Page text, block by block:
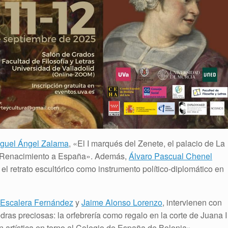
Ángel Zalama, «El I marqués del Zenete, el palacio de La
a España». Además, Álvaro Pascual Chenel
retrato escultórico como instrumento político-diplomático en
FernándezyJaime Alonso Lorenzo, intervienen con
preciosas: la orfebrería como regalo en la corte de Juana I